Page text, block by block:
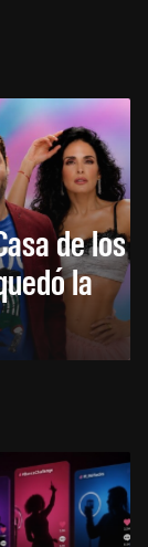
de los
la